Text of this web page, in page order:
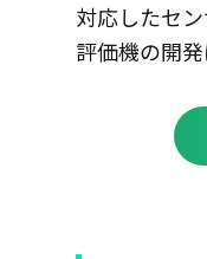
対応したセ
評価機の開発